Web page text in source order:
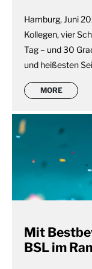
Hamburg, Juni
Kollegen, vier
Tag – und 30
und heißesten
MORE
Mit
BSL im